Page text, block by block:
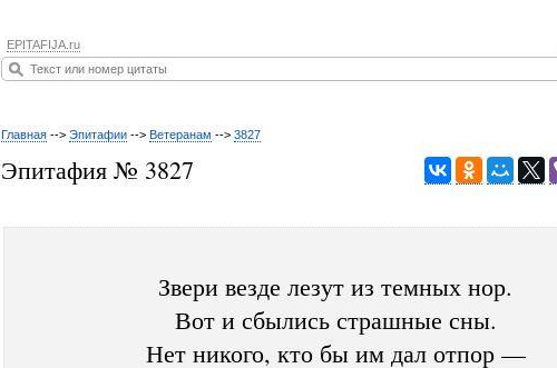
EPITAFIJA.ru
Главная --> Эпитафии --> Ветеранам --> 3827
Эпитафия № 3827
Звери везде лезут из темных нор.
Вот и сбылись страшные сны.
Нет никого, кто бы им дал отпор —